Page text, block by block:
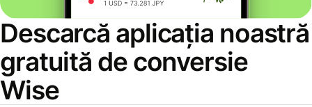
Descarcă aplicația noastră
gratuită de conversie
Wise